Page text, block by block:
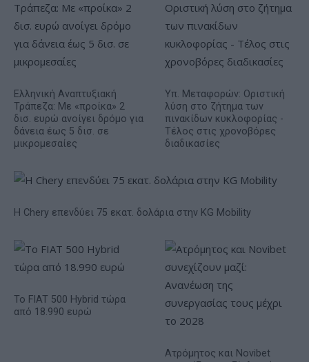
Ελληνική Αναπτυξιακή
Τράπεζα: Με «προίκα» 2
δισ. ευρώ ανοίγει δρόμο για
δάνεια έως 5 δισ. σε
μικρομεσαίες
Υπ. Μεταφορών: Οριστική
λύση στο ζήτημα των
πινακίδων κυκλοφορίας -
Τέλος στις χρονοβόρες
διαδικασίες
Η Chery επενδύει 75 εκατ. δολάρια στην KG Mobility
Το FIAT 500 Hybrid τώρα
από 18.990 ευρώ
Ατρόμητος και Novibet